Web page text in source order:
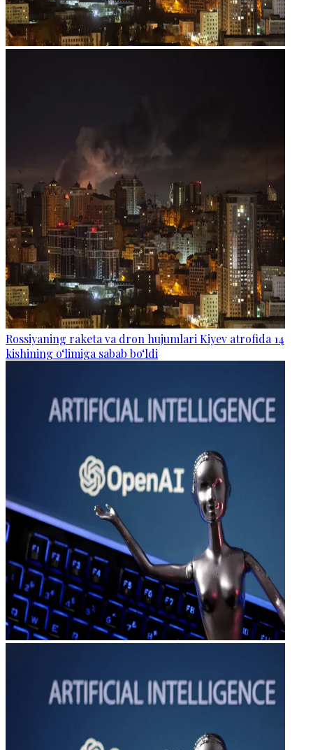
Rossiyaning raketa va dron hujumlari Kiyev atrofida 14
kishining o‘limiga sabab bo‘ldi